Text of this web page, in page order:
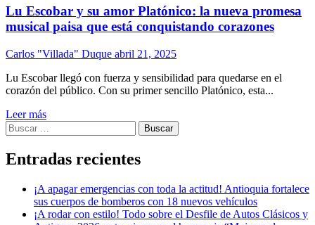
Lu Escobar y su amor Platónico: la nueva promesa
musical paisa que está conquistando corazones
Carlos "Villada" Duque abril 21, 2025
Lu Escobar llegó con fuerza y sensibilidad para quedarse en el
corazón del público. Con su primer sencillo Platónico, esta...
Leer más
Buscar:
Entradas recientes
¡A apagar emergencias con toda la actitud! Antioquia fortalece
sus cuerpos de bomberos con 18 nuevos vehículos
¡A rodar con estilo! Todo sobre el Desfile de Autos Clásicos y